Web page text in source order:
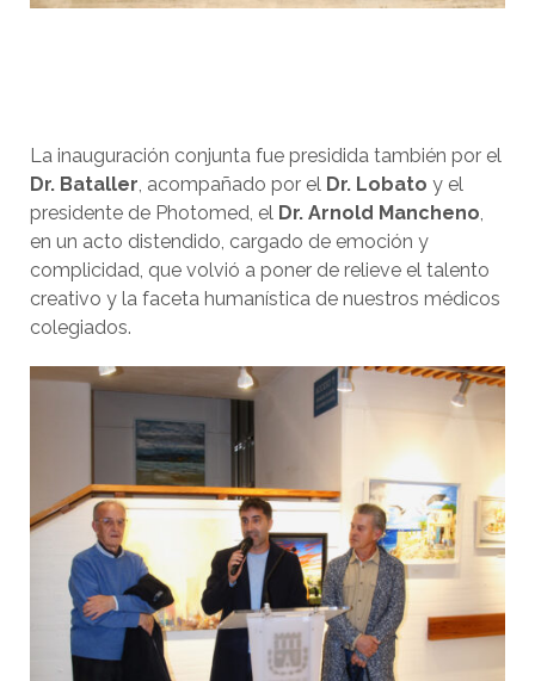
La inauguración conjunta fue presidida también por el
Dr. Bataller, acompañado por el Dr. Lobato y el
presidente de Photomed, el Dr. Arnold Mancheno,
en un acto distendido, cargado de emoción y
complicidad, que volvió a poner de relieve el talento
creativo y la faceta humanística de nuestros médicos
colegiados.